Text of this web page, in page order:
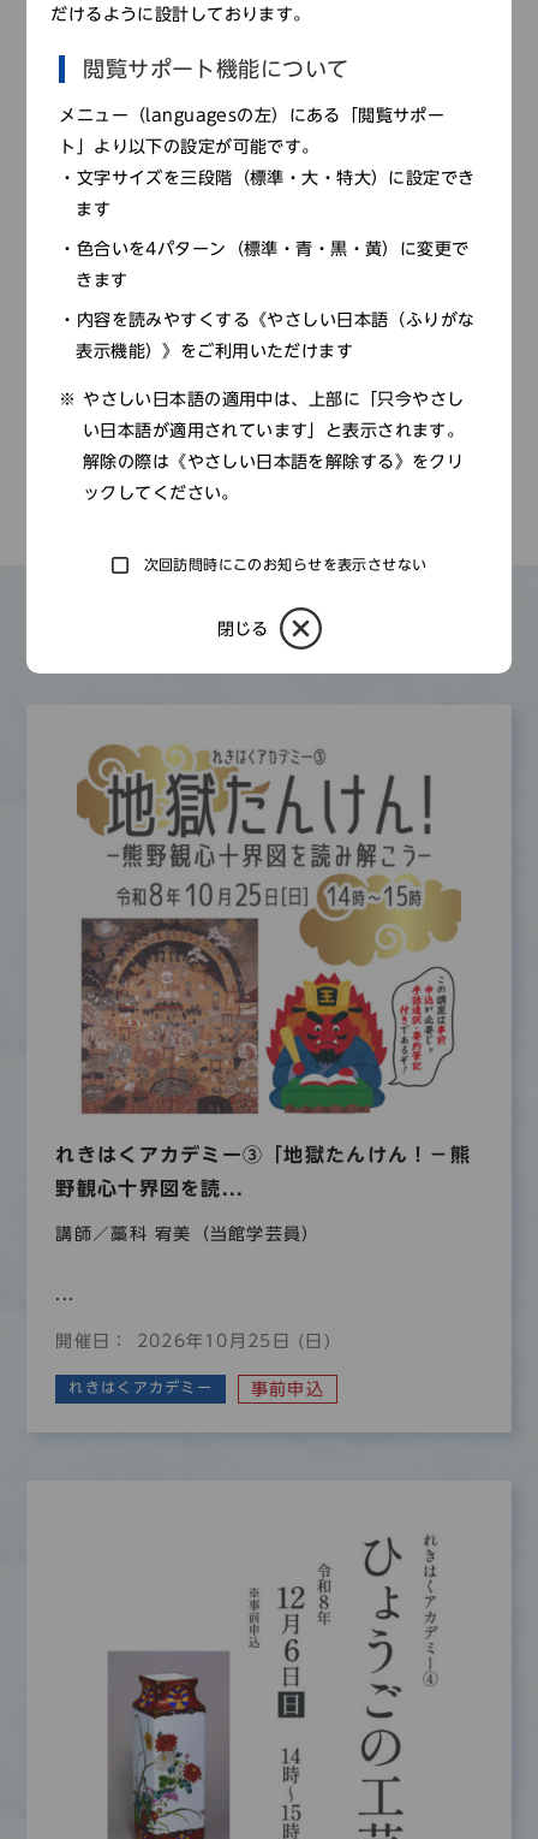
申し込みはこちら
【往復はがき】
往復はがき（お１人につき１枚 ）に次の①～⑥を記載し、
申込期間中に「〒670－0012 姫路市本町６８番地 兵
庫県立歴史博物館 事業企画課」までお送りください。
①講座名 ②住所 ③氏名（ふりがな） ④年齢 ⑤電話
番号 ⑥友の会会員の方は会員番号
れきはくアカデミー
兵庫県内各地の歴史と文化について、当館学芸員が
蓄積した調査研究成果をもとにお話しします。
その他のもよおし
れきはくアカデミー③「地獄たんけん！－熊
野観心十界図を読...
講師／藁科 宥美（当館学芸員）
...
開催日： 2026年10月25日 (日)
れきはくアカデミー 事前申込
だけるように設計しております。
閲覧サポート機能について
メニュー（languagesの左）にある「閲覧サポー
ト」より以下の設定が可能です。
文字サイズを三段階（標準・大・特大）に設定でき
ます
色合いを4パターン（標準・青・黒・黄）に変更で
きます
内容を読みやすくする《やさしい日本語（ふりがな
表示機能）》をご利用いただけます
やさしい日本語の適用中は、上部に「只今やさし
い日本語が適用されています」と表示されます。
解除の際は《やさしい日本語を解除する》をクリ
ックしてください。
次回訪問時にこのお知らせを表示させない
閉じる